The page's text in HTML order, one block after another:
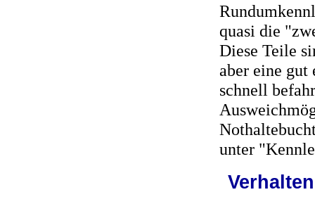
quasi die
Diese Teile
aber eine gut
schnell
unter
Verhalten